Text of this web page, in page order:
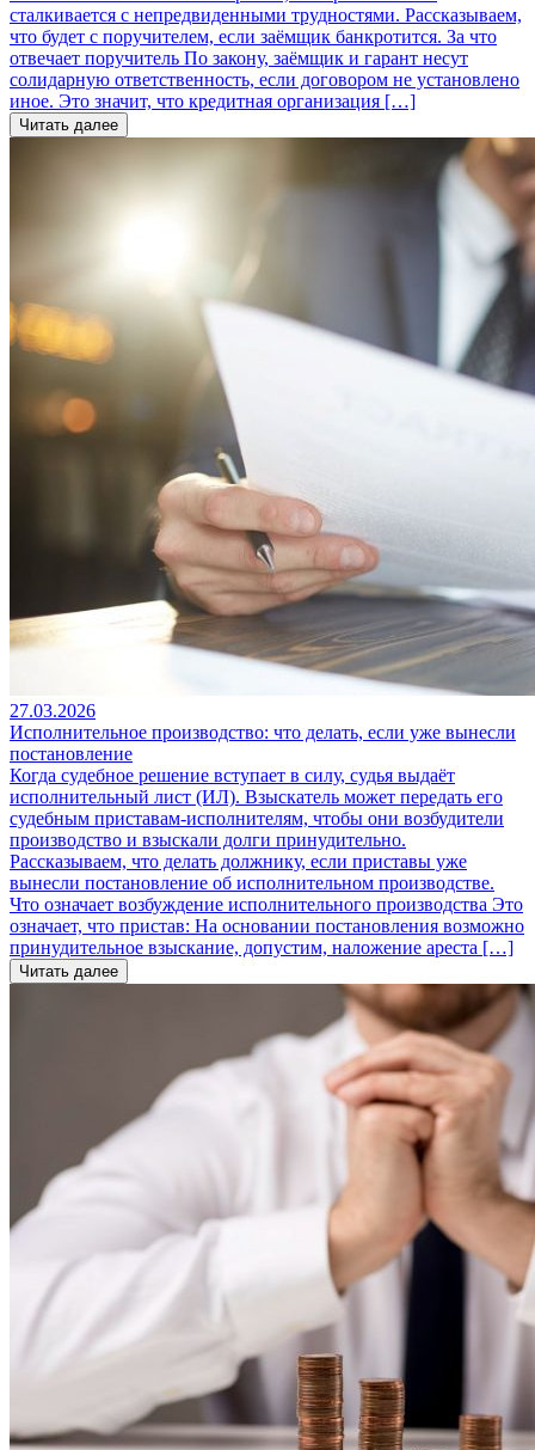
сталкивается с непредвиденными трудностями. Рассказываем,
что будет с поручителем, если заёмщик банкротится. За что
отвечает поручитель По закону, заёмщик и гарант несут
солидарную ответственность, если договором не установлено
иное. Это значит, что кредитная организация […]
Читать далее
27.03.2026
Исполнительное производство: что делать, если уже вынесли
постановление
Когда судебное решение вступает в силу, судья выдаёт
исполнительный лист (ИЛ). Взыскатель может передать его
судебным приставам-исполнителям, чтобы они возбудители
производство и взыскали долги принудительно.
Рассказываем, что делать должнику, если приставы уже
вынесли постановление об исполнительном производстве.
Что означает возбуждение исполнительного производства Это
означает, что пристав: На основании постановления возможно
принудительное взыскание, допустим, наложение ареста […]
Читать далее